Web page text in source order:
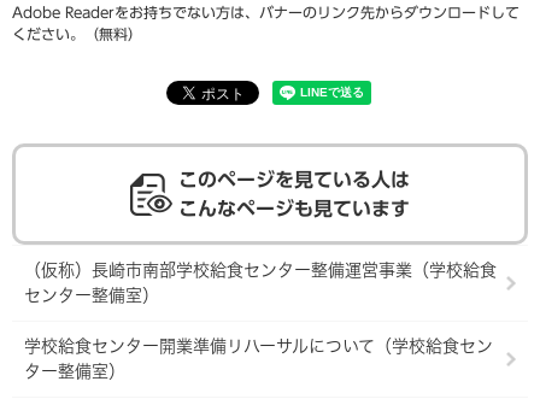
Adobe Readerをお持ちでない方は、バナーのリンク先からダウンロードして
ください。（無料）
このページを見ている人は
こんなページも見ています
（仮称）長崎市南部学校給食センター整備運営事業（学校給食
センター整備室）
学校給食センター開業準備リハーサルについて（学校給食セン
ター整備室）